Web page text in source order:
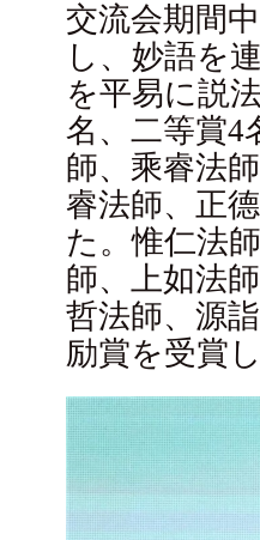
交流会期間
し、妙語を
を平易に説
名、二等賞4
師、乘睿法
睿法師、正
た。惟仁法
師、上如法
哲法師、源
励賞を受賞